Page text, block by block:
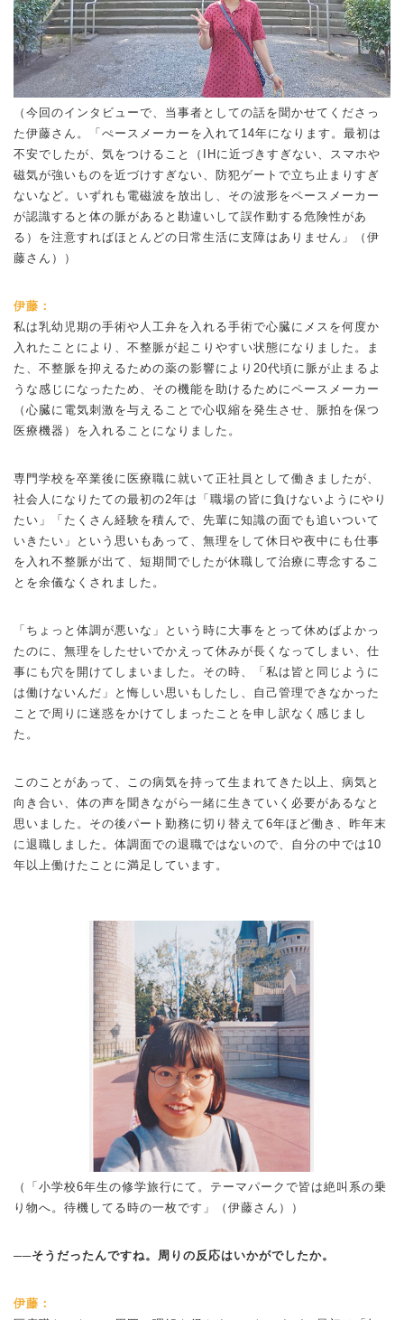
（今回のインタビューで、当事者としての話を聞かせてくださっ
た伊藤さん。「ぺースメーカーを入れて14年になります。最初は
不安でしたが、気をつけること（IHに近づきすぎない、スマホや
磁気が強いものを近づけすぎない、防犯ゲートで立ち止まりすぎ
ないなど。いずれも電磁波を放出し、その波形をペースメーカー
が認識すると体の脈があると勘違いして誤作動する危険性があ
る）を注意すればほとんどの日常生活に支障はありません」（伊
藤さん））
伊藤：
私は乳幼児期の手術や人工弁を入れる手術で心臓にメスを何度か
入れたことにより、不整脈が起こりやすい状態になりました。ま
た、不整脈を抑えるための薬の影響により20代頃に脈が止まるよ
うな感じになったため、その機能を助けるためにペースメーカー
（心臓に電気刺激を与えることで心収縮を発生させ、脈拍を保つ
医療機器）を入れることになりました。
専門学校を卒業後に医療職に就いて正社員として働きましたが、
社会人になりたての最初の2年は「職場の皆に負けないようにやり
たい」「たくさん経験を積んで、先輩に知識の面でも追いついて
いきたい」という思いもあって、無理をして休日や夜中にも仕事
を入れ不整脈が出て、短期間でしたが休職して治療に専念するこ
とを余儀なくされました。
「ちょっと体調が悪いな」という時に大事をとって休めばよかっ
たのに、無理をしたせいでかえって休みが長くなってしまい、仕
事にも穴を開けてしまいました。その時、「私は皆と同じように
は働けないんだ」と悔しい思いもしたし、自己管理できなかった
ことで周りに迷惑をかけてしまったことを申し訳なく感じまし
た。
このことがあって、この病気を持って生まれてきた以上、病気と
向き合い、体の声を聞きながら一緒に生きていく必要があるなと
思いました。その後パート勤務に切り替えて6年ほど働き、昨年末
に退職しました。体調面での退職ではないので、自分の中では10
年以上働けたことに満足しています。
（「小学校6年生の修学旅行にて。テーマパークで皆は絶叫系の乗
り物へ。待機してる時の一枚です」（伊藤さん））
──そうだったんですね。周りの反応はいかがでしたか。
伊藤：